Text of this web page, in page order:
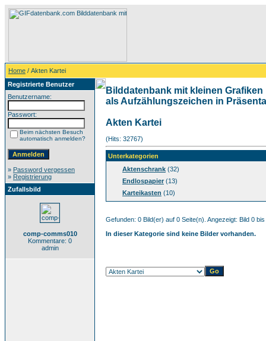
Home / Akten Kartei
Registrierte Benutzer
Benutzername:
Passwort:
Beim nächsten Besuch
automatisch anmelden?
» Password vergessen
» Registrierung
Zufallsbild
comp-comms010
Kommentare: 0
admin
Bilddatenbank mit kleinen
als Aufzählungszeichen in
Akten Kartei
(Hits: 32767)
Unterkategorien
Aktenschrank (32)
Endlospapier(13)
Karteikasten (10)
Gefunden: 0 Bild(er) auf 0 Seite(n). Angezeigt: Bild 0 bis
In dieser Kategorie sind keine Bilder vorhanden.